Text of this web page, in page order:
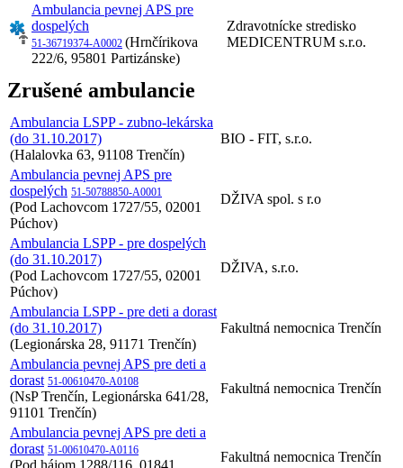
Ambulancia pevnej APS pre
dospelých
51-36719374-A0002 (Hrnčírikova
222/6, 95801 Partizánske)
Zdravotnícke stredisko
MEDICENTRUM s.r.o.
Zrušené ambulancie
Ambulancia LSPP - zubno-lekárska
(do 31.10.2017)
(Halalovka 63, 91108 Trenčín)
BIO - FIT, s.r.o.
Ambulancia pevnej APS pre
dospelých 51-50788850-A0001
(Pod Lachovcom 1727/55, 02001
Púchov)
DŽIVA spol. s r.o
Ambulancia LSPP - pre dospelých
(do 31.10.2017)
(Pod Lachovcom 1727/55, 02001
Púchov)
DŽIVA, s.r.o.
Ambulancia LSPP - pre deti a dorast
(do 31.10.2017)
(Legionárska 28, 91171 Trenčín)
Fakultná nemocnica Trenčín
Ambulancia pevnej APS pre deti a
dorast 51-00610470-A0108
(NsP Trenčín, Legionárska 641/28,
91101 Trenčín)
Fakultná nemocnica Trenčín
Ambulancia pevnej APS pre deti a
dorast 51-00610470-A0116
(Pod hájom 1288/116, 01841
Fakultná nemocnica Trenčín